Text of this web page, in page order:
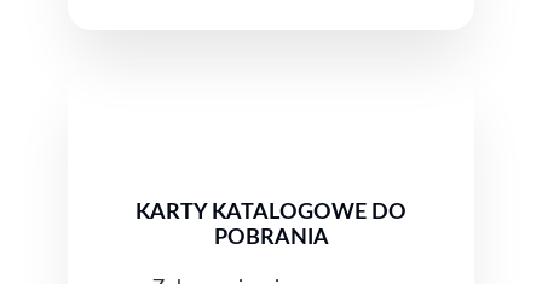
KARTY KATALOGOWE DO
POBRANIA